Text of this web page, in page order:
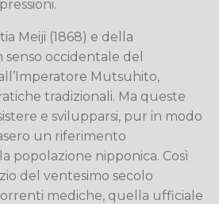
Meiji (1868) e della
occidentale del
Mutsuhito,
tradizionali. Ma queste
e svilupparsi, pur in modo
un riferimento
popolazione nipponica. Così
del ventesimo secolo
mediche, quella ufficiale